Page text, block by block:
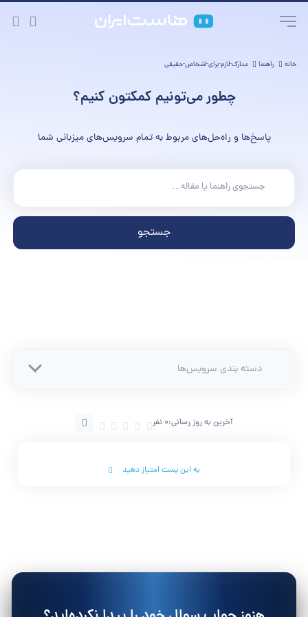
خانه راهنما مدارک-لازم-برای-اشخاص-حقیقی
چطور می‌تونیم کمکتون کنیم؟
پاسخ‌ها و راه‌حل‌های مربوط به تمام سرویس‌های میزبانی شما
جستجو
دسته بندی سرویس‌ها
آخرین به روز رسانی:0 نفر
به این پست امتیاز دهید